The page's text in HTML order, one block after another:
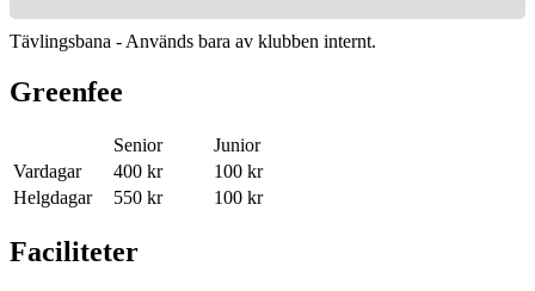
Tävlingsbana - Används bara av klubben internt.
Greenfee
Senior
Junior
Vardagar
400 kr
100 kr
Helgdagar
550 kr 100 kr
Faciliteter